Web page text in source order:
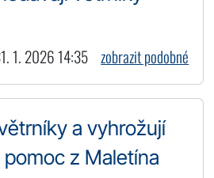
1. 2026 14:35 zobrazit podobné
a vyhrožují
pomoc z Maletína